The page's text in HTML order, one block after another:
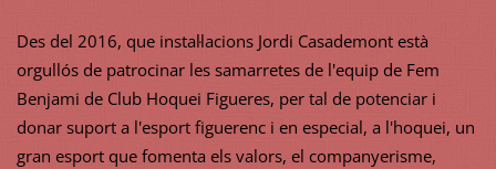
Des del 2016, que instal·lacions Jordi Casademont està
orgullós de patrocinar les samarretes de l'equip de Fem
Benjami de Club Hoquei Figueres, per tal de potenciar i
donar suport a l'esport figuerenc i en especial, a l'hoquei, un
gran esport que fomenta els valors, el companyerisme,